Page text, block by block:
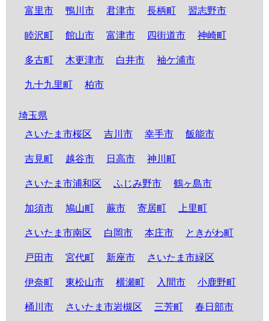
富里市 鴨川市 君津市 長柄町 習志野市
睦沢町 館山市 富津市 四街道市 神崎町
多古町 木更津市 白井市 袖ケ浦市
九十九里町 柏市
埼玉県
さいたま市桜区
吉川市 幸手市 飯能市
吉見町 越谷市 日高市 神川町
さいたま市浦和区 ふじみ野市 鶴ヶ島市
加須市 鳩山町 蕨市 寄居町 上里町
さいたま市南区 白岡市 本庄市 ときがわ町
戸田市 宮代町 新座市 さいたま市緑区
伊奈町 東松山市 横瀬町 入間市 小鹿野町
桶川市 さいたま市岩槻区 三芳町 春日部市